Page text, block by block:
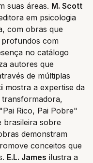
suas áreas. M. Scott
em psicologia
com obras que
profundos com
no catálogo
autores que
de múltiplas
mostra a expertise da
Rico, Pai Pobre"
brasileira sobre
demonstram
conceitos que
E.L. James ilustra a